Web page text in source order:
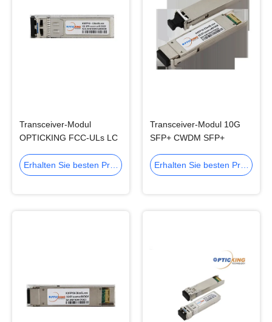
Transceiver-Modul
OPTICKING FCC-ULs LC
Erhalten Sie besten Preis
Transceiver-Modul 10G
SFP+ CWDM SFP+
Erhalten Sie besten Preis